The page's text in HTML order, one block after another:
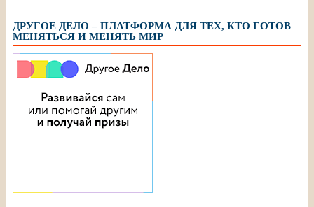
ДРУГОЕ ДЕЛО – ПЛАТФОРМА ДЛЯ ТЕХ, КТО ГОТОВ
МЕНЯТЬСЯ И МЕНЯТЬ МИР